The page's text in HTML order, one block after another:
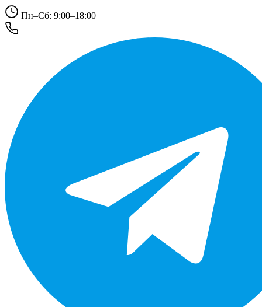
Пн–Сб: 9:00–18:00